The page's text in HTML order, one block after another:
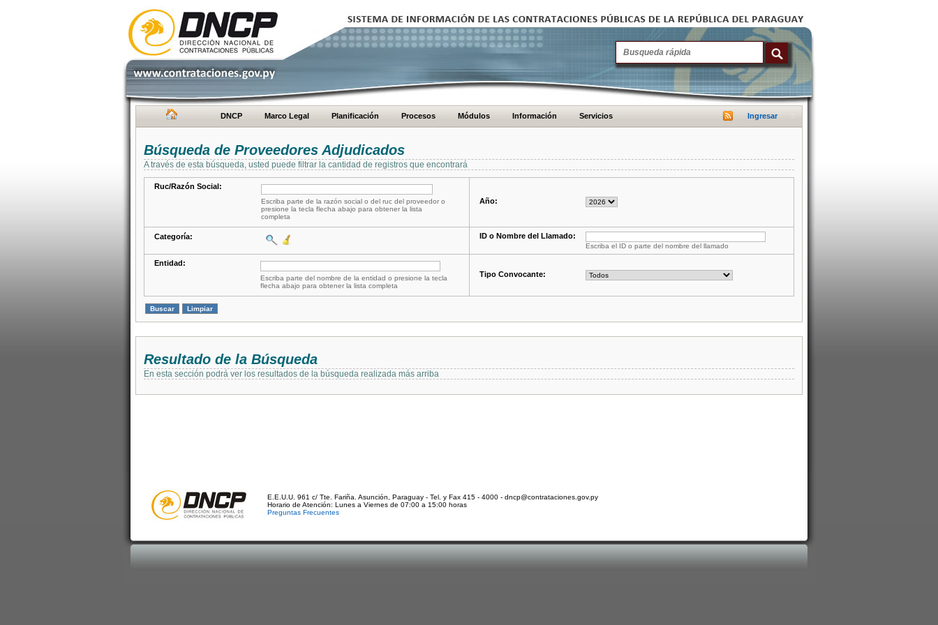
DNCP Marco Legal Planificación Procesos Módulos Información Servicios Ingresar
Búsqueda de Proveedores Adjudicados
A través de esta búsqueda, usted puede filtrar la cantidad de registros que encontrará
Ruc/Razón Social:
Escriba parte de la razón social o del ruc del proveedor o
presione la tecla flecha abajo para obtener la lista
completa
Año:
Categoría: ID o Nombre del Llamado:
Escriba el ID o parte del nombre del llamado
Entidad:
Escriba parte del nombre de la entidad o presione la tecla
flecha abajo para obtener la lista completa
Tipo Convocante:
Resultado de la Búsqueda
En esta sección podrá ver los resultados de la búsqueda realizada más arriba
E.E.U.U. 961 c/ Tte. Fariña. Asunción, Paraguay - Tel. y Fax 415 - 4000 - dncp@contrataciones.gov.py
Horario de Atención: Lunes a Viernes de 07:00 a 15:00 horas
Preguntas Frecuentes